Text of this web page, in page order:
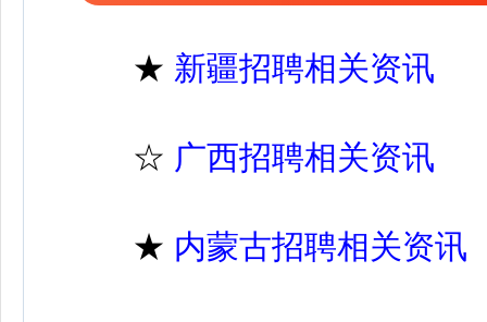
★ 新疆招聘相关资讯
☆ 广西招聘相关资讯
★ 内蒙古招聘相关资讯